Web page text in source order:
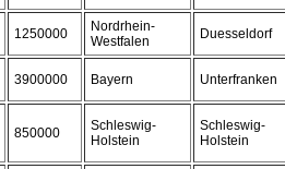
1250000
Nordrhein-
Westfalen
Duesseldorf
3900000 Bayern Unterfranken
850000
Schleswig-
Holstein
Schleswig-
Holstein